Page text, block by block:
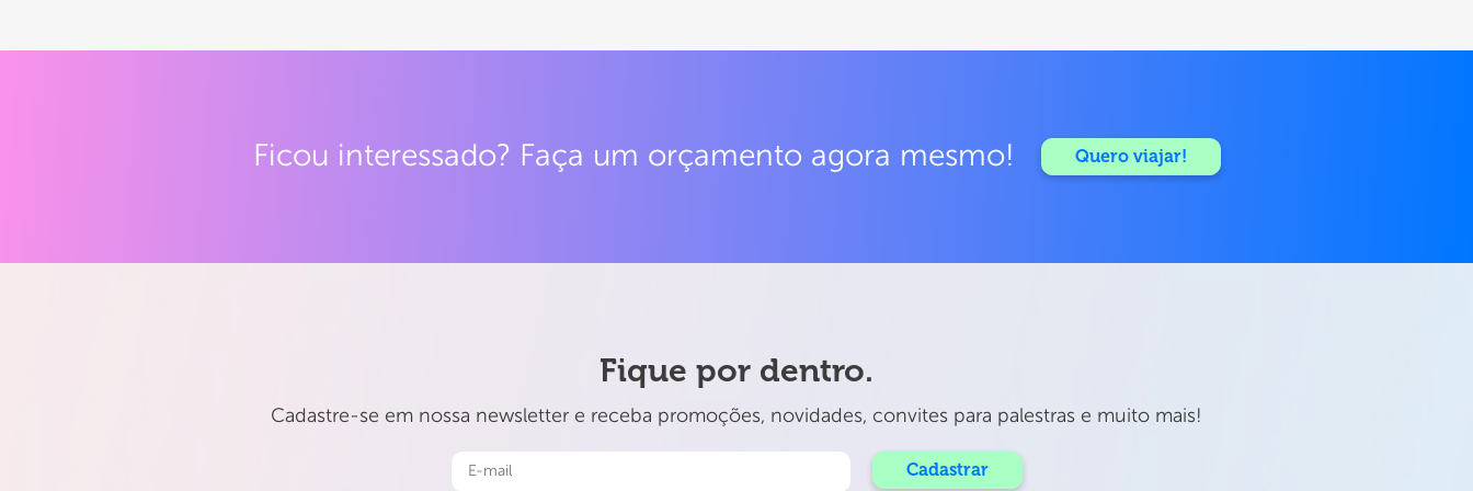
Ficou interessado? Faça um orçamento agora mesmo! Quero viajar!
Fique por dentro.
Cadastre-se em nossa newsletter e receba promoções, novidades, convites para palestras e muito mais!